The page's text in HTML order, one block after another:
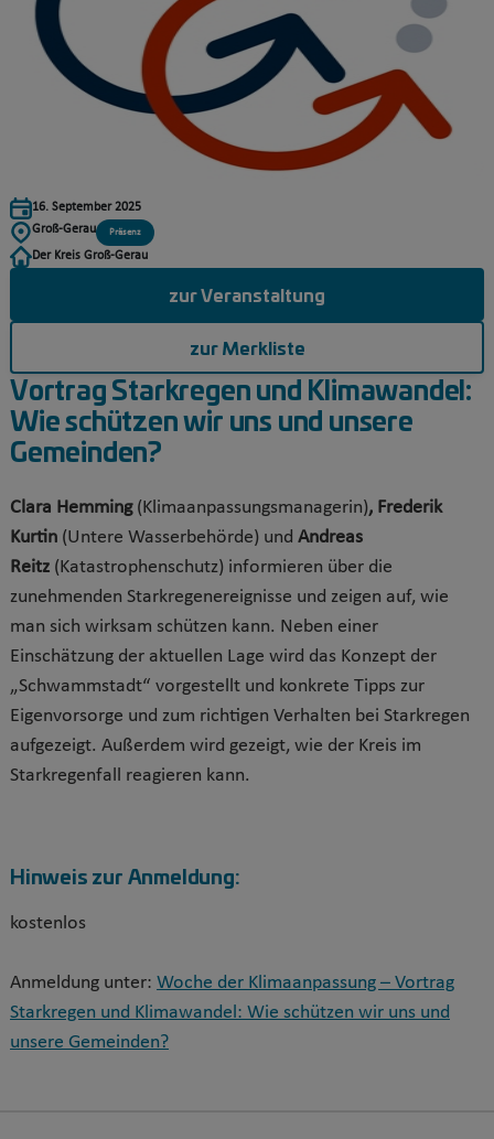
Vortrag Starkregen und Klimawandel:
Wie schützen wir uns und unsere
Gemeinden?
Clara Hemming (Klimaanpassungsmanagerin), Frederik
Kurtin (Untere Wasserbehörde) und Andreas
Reitz (Katastrophenschutz) informieren über die
zunehmenden Starkregenereignisse und zeigen auf, wie
man sich wirksam schützen kann. Neben einer
Einschätzung der aktuellen Lage wird das Konzept der
„Schwammstadt“ vorgestellt und konkrete Tipps zur
Eigenvorsorge und zum richtigen Verhalten bei Starkregen
aufgezeigt. Außerdem wird gezeigt, wie der Kreis im
Starkregenfall reagieren kann.
Hinweis zur Anmeldung:
kostenlos
Anmeldung unter: Woche der Klimaanpassung – Vortrag
Starkregen und Klimawandel: Wie schützen wir uns und
unsere Gemeinden?
16. September 2025
Groß-Gerau
Präsenz
Der Kreis Groß-Gerau
zur Veranstaltung
zur Merkliste